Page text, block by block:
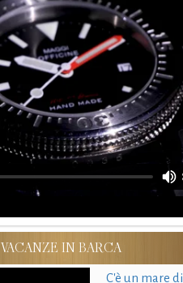
VACANZE IN BARCA
C'è un mare di